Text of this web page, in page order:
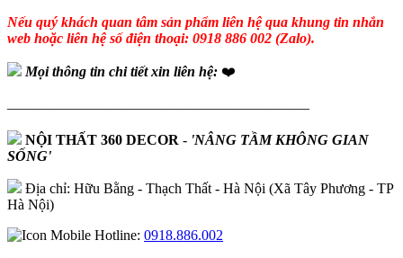
Nếu quý khách quan tâm sản phẩm liên hệ qua khung tin nhắn
web hoặc liên hệ số điện thoại: 0918 886 002 (Zalo).
Mọi thông tin chi tiết xin liên hệ: ❤️
—————————————————————
NỘI THẤT 360 DECOR - 'NÂNG TẦM KHÔNG GIAN
SỐNG'
Địa chỉ: Hữu Bằng - Thạch Thất - Hà Nội (Xã Tây Phương - TP
Hà Nội)
Hotline: 0918.886.002